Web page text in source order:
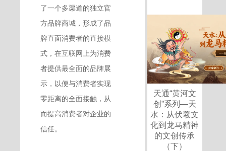
了一个多渠道的独立官
方品牌商城，形成了品
牌直面消费者的直接模
式，在互联网上为消费
者提供最全面的品牌展
示，以便与消费者实现
零距离的全面接触，从
而提高消费者对企业的
信任。
天通“黄河文
创”系列—天
水：从伏羲文
化到龙马精神
的文创传承
（下）